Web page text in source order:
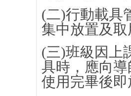
(二)行動載具
集中放置及取
(三)班級因上
具時，應向
使用完畢後